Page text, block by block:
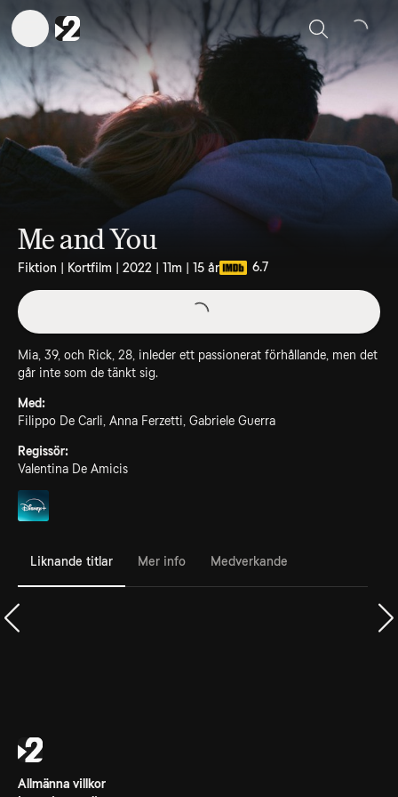
Sök
Me and You
Fiktion | Kortfilm | 2022 | 11m | 15 år 6.7
Mia, 39, och Rick, 28, inleder ett passionerat förhållande, men det
går inte som de tänkt sig.
Med:
Filippo De Carli, Anna Ferzetti, Gabriele Guerra
Regissör:
Valentina De Amicis
Liknande titlar Mer info Medverkande
Allmänna villkor